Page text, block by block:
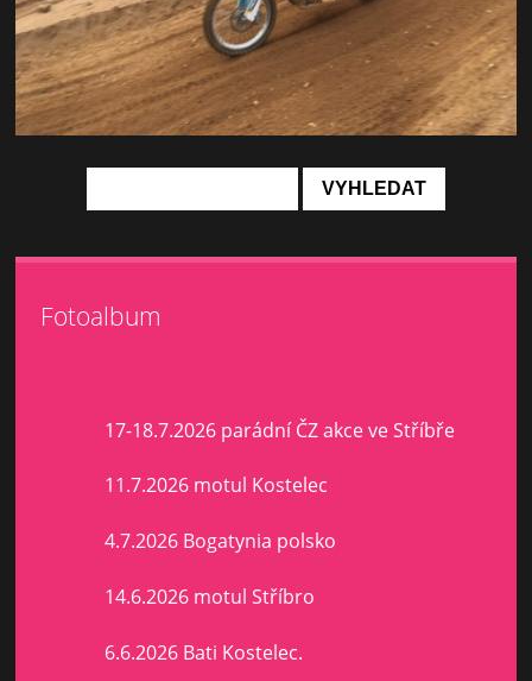
Fotoalbum
17-18.7.2026 parádní ČZ akce ve Stříbře
11.7.2026 motul Kostelec
4.7.2026 Bogatynia polsko
14.6.2026 motul Stříbro
6.6.2026 Bati Kostelec.